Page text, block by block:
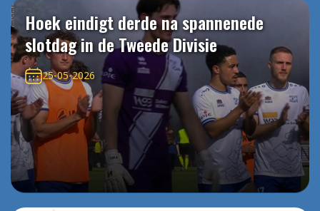
Hoek eindigt derde na spannenede
slotdag in de Tweede Divisie
25-05-2026